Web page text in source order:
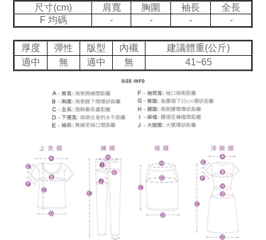
尺寸(cm) 肩寬 胸圍 袖長
全長
F 均碼
- - - -
厚度 彈性 版型 內襯
建議體重(公斤)
適中
無 適中 無 41~65